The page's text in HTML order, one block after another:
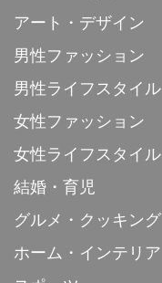
アート・デザイン
男性ファッション
男性ライフスタイル
女性ファッション
女性ライフスタイル
結婚・育児
グルメ・クッキング
ホーム・インテリア